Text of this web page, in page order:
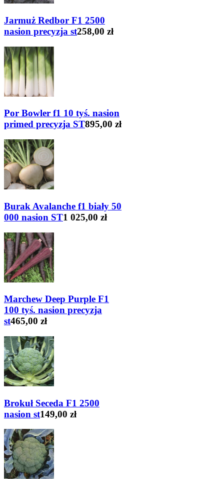
Jarmuż Redbor F1 2500
nasion precyzja st258,00 zł
Por Bowler f1 10 tyś. nasion
primed precyzja ST895,00 zł
Burak Avalanche f1 biały 50
000 nasion ST1 025,00 zł
Marchew Deep Purple F1
100 tyś. nasion precyzja
st465,00 zł
Brokuł Seceda F1 2500
nasion st149,00 zł